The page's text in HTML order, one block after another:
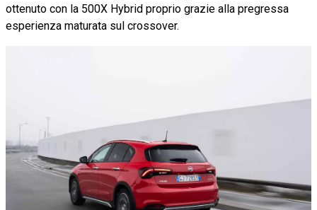
ottenuto con la 500X Hybrid proprio grazie alla pregressa
esperienza maturata sul crossover.